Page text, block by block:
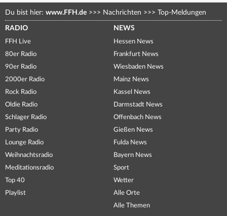
Du bist hier: www.FFH.de >>> Nachrichten >>> Top-Meldungen
RADIO
FFH Live
80er Radio
90er Radio
2000er Radio
Rock Radio
Oldie Radio
Schlager Radio
Party Radio
Lounge Radio
Weihnachtsradio
Meditationsradio
Top 40
Playlist
NEWS
Hessen News
Frankfurt News
Wiesbaden News
Mainz News
Kassel News
Darmstadt News
Offenbach News
Gießen News
Fulda News
Bayern News
Sport
Wetter
Alle Orte
Alle Themen